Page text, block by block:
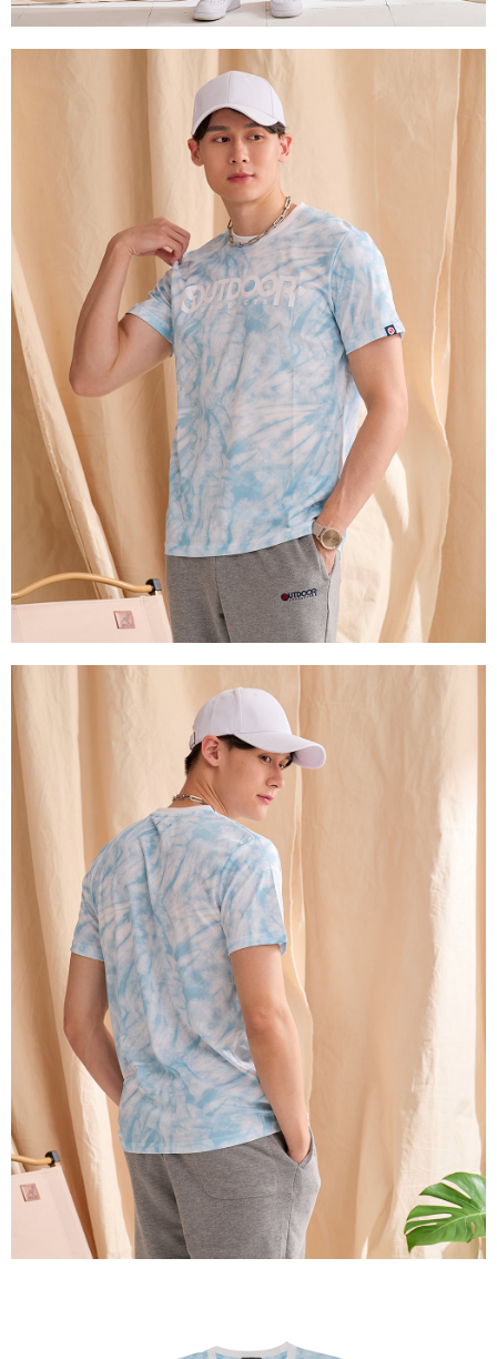
恩沛科技股份有限公司將有權停止該用戶之使用額度並採取法律行動。
海外宅配 查看運費